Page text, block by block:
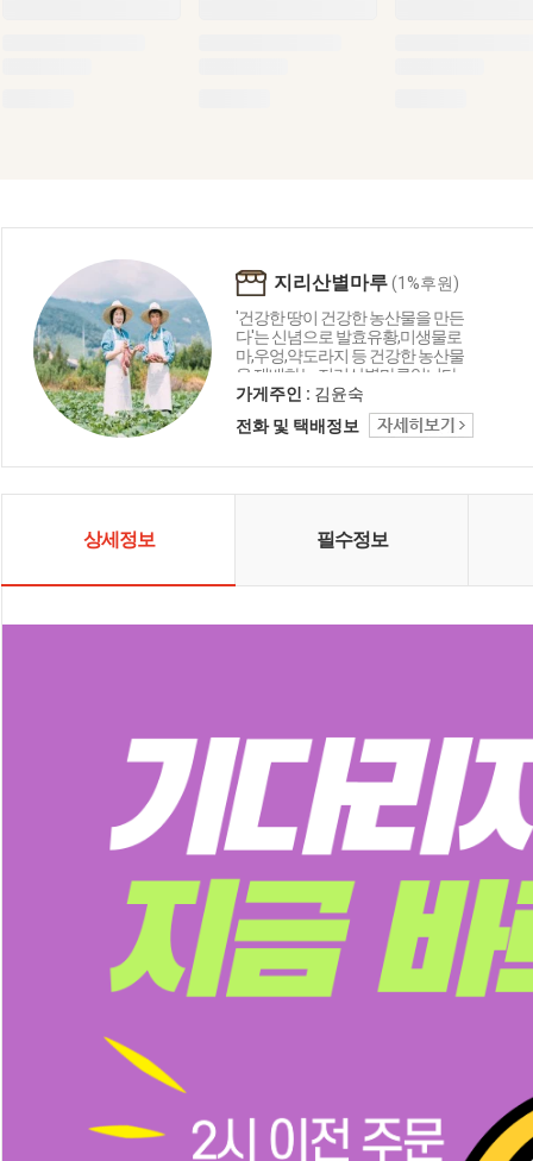
지리산별마루(1%후원)
'건강한 땅이 건강한 농산물을 만든
다'는 신념으로 발효유황,미생물로
마,우엉,약도라지 등 건강한 농산물
을 재배하는 지리산별마루입니다.
가게주인 : 김윤숙
전화 및 택배정보
상세정보 필수정보